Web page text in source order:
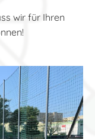
wir für Ihren